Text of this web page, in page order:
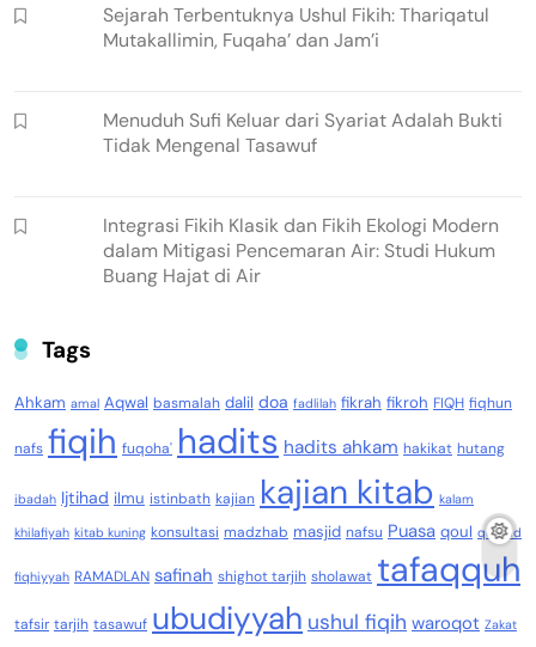
Sejarah Terbentuknya Ushul Fikih: Thariqatul
Mutakallimin, Fuqaha’ dan Jam’i
Menuduh Sufi Keluar dari Syariat Adalah Bukti
Tidak Mengenal Tasawuf
Integrasi Fikih Klasik dan Fikih Ekologi Modern
dalam Mitigasi Pencemaran Air: Studi Hukum
Buang Hajat di Air
Tags
Ahkam amal Aqwal basmalah dalil doa fadlilah fikrah fikroh FIQH fiqhun
nafs fiqih fuqoha' hadits hadits ahkam hakikat hutang
ibadah Ijtihad ilmu istinbath kajian kajian kitab kalam
khilafiyah kitab kuning konsultasi madzhab masjid nafsu Puasa qoul qowaid
fiqhiyyah RAMADLAN safinah shighot tarjih sholawat tafaqquh
tafsir tarjih tasawuf ubudiyyah ushul fiqih waroqot Zakat